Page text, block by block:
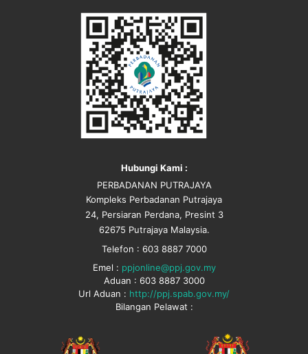
Hubungi Kami :
PERBADANAN PUTRAJAYA
Kompleks Perbadanan Putrajaya
24, Persiaran Perdana, Presint 3
62675 Putrajaya Malaysia.
Telefon : 603 8887 7000
Emel : ppjonline@ppj.gov.my
Aduan : 603 8887 3000
Url Aduan : http://ppj.spab.gov.my/
Bilangan Pelawat :